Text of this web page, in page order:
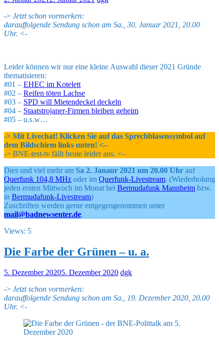
-> Jetzt schon vormerken:
darauffolgende Sendung schon am Sa., 30. Januar 2021, 20.00
Uhr. <-
Leider können wir nur eine kleine Auswahl dieser 2021 Gründe
thematisieren:
#01 – EHEC im Kotelett
#02 – Reifen töten Lachse
#03 – SPD will Mietendeckel deckeln
#04 – Staatstrojaner-Firmen bleiben geheim
#05 – u.s.w…
-> Mit Livechat! Klicken Sie auf das Sprechblasensymbol auf
dem Bildschirm links unten! <–
-> BNE-test-tv fällt heute leider aus. <–
Dies und viel mehr am Sa 2. Janaur 2021 um 20.00 Uhr auf
Querfunk 104,8 MHz oder im Querfunk-Livestream. (Wiederholung
jeden ersten Mittwoch im Monat bei Bermudafunk Mannheim bzw.
in Bermudafunk-Livestream)
Zuschriften werden gerne entgegengenommen unter
mail@badnewsenter.de.
Views: 5
Die Farbe der Grünen – u. a.
5. Dezember 20205. Dezember 2020 dgk
-> Jetzt schon vormerken:
darauffolgende Sendung schon am Sa., 19. Dezember 2020, 20.00
Uhr. <-